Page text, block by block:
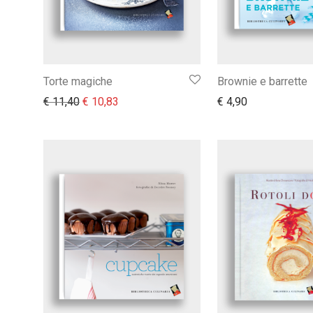
Torte magiche
€11,40 Il prezzo originale era: € 11,40.
€ 10,83 Il prezzo attuale è: € 10,83.
Brownie e barrette
€ 4,90